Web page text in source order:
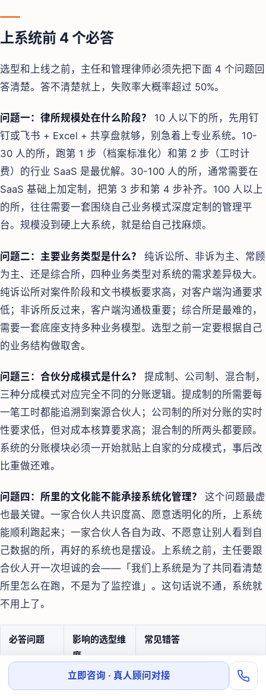
上系统前 4 个必答
选型和上线之前，主任和管理律师必须先把下面 4 个问题回
答清楚。答不清楚就上，失败率大概率超过 50%。
问题一：律所规模处在什么阶段？
10 人以下的所，先用钉
钉或飞书 + Excel + 共享盘就够，别急着上专业系统。10-
30 人的所，跑第 1 步（档案标准化）和第 2 步（工时计
费）的行业 SaaS 是最优解。30-100 人的所，通常需要在
SaaS 基础上加定制，把第 3 步和第 4 步补齐。100 人以上
的所，往往需要一套围绕自己业务模式深度定制的管理平
台。规模没到硬上大系统，就是给自己找麻烦。
问题二：主要业务类型是什么？
纯诉讼所、非诉为主、常顾
为主、还是综合所，四种业务类型对系统的需求差异极大。
纯诉讼所对案件阶段和文书模板要求高，对客户端沟通要求
低；非诉所反过来，客户端沟通极重要；综合所是最难的，
需要一套底座支持多种业务模型。选型之前一定要根据自己
的业务结构做取舍。
问题三：合伙分成模式是什么？
提成制、公司制、混合制，
三种分成模式对应完全不同的分账逻辑。提成制的所需要每
一笔工时都能追溯到案源合伙人；公司制的所对分账的实时
性要求低，但对成本核算要求高；混合制的所两头都要顾。
系统的分账模块必须一开始就贴上自家的分成模式，事后改
比重做还难。
问题四：所里的文化能不能承接系统化管理？
这个问题最虚
也最关键。一家合伙人共识度高、愿意透明化的所，上系统
能顺利跑起来；一家合伙人各自为政、不愿意让别人看到自
己数据的所，再好的系统也是摆设。上系统之前，主任要跟
合伙人开一次坦诚的会——「我们上系统是为了共同看清楚
所里怎么在跑，不是为了监控谁」。这句话说不通，系统就
不用上了。
必答问题
影响的选型维
度
常见错答
律所规模
30 人上自研，100 人还在
立即咨询 · 真人顾问对接